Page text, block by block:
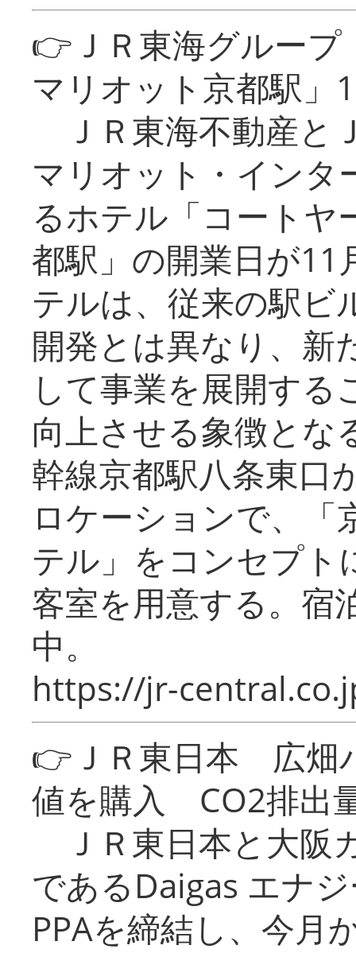
👉ＪＲ東海グルー
マリオット京都駅」
ＪＲ東海不動産と
マリオット・インタ
るホテル「コートヤ
都駅」の開業日が11
テルは、従来の駅ビ
開発とは異なり、新
して事業を展開する
向上させる象徴とな
幹線京都駅八条東口
ロケーションで、「
テル」をコンセプト
客室を用意する。宿
中。
https://jr-
👉ＪＲ東日本 広畑
値を購入 CO2排出
ＪＲ東日本と大阪
であるDaigas エナ
PPAを締結し、今月